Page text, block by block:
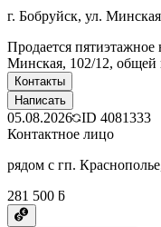
г. Бобруйск, ул.
Продается пятиэтажное
Минская, 102/12,
Контакты
Написать
05.08.2026 ID 4081333
Контактное лицо
рядом с гп.
281 500 ƃ